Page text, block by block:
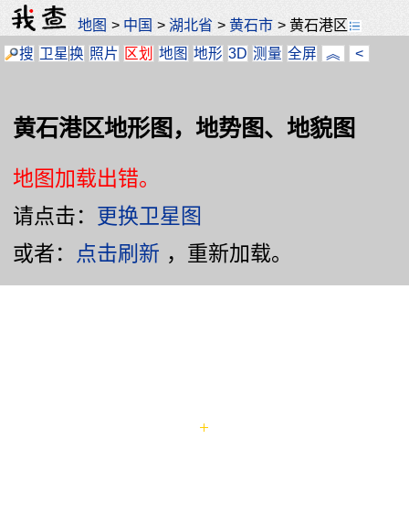
地图 > 中国 >湖北省 >黄石市 >黄石港区
搜 卫星换 照片 区划 地图 地形 3D 测量 全屏 ︽ <
黄石港区地形图，地势图、地貌图
地图加载出错。
请点击： 更换卫星图
或者： 点击刷新 ，重新加载。